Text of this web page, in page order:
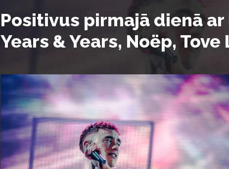
Positivus pirmajā dienā
Years & Years, Noëp,